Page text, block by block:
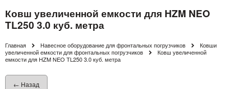
Ковш увеличенной емкости для HZM NEO
TL250 3.0 куб. метра
Главная Навесное оборудование для фронтальных погрузчиков
Ковши
увеличенной емкости для фронтальных погрузчиков
Ковш увеличенной
емкости для HZM NEO TL250 3.0 куб. метра
← Назад